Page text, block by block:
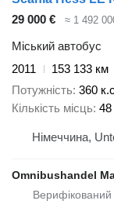
29 000 €
≈ 1 492
Міський автобус
2011
153 133 км
Потужність 360
Кількість місць 48
Німеччина,
Omnibushandel